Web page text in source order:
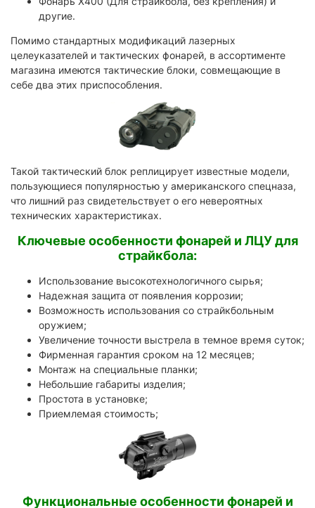
другие.
Помимо стандартных модификаций лазерных
целеуказателей и тактических фонарей, в ассортименте
магазина имеются тактические блоки, совмещающие в
себе два этих приспособления.
Такой тактический блок реплицирует известные модели,
пользующиеся популярностью у американского спецназа,
что лишний раз свидетельствует о его невероятных
технических характеристиках.
Ключевые особенности фонарей и ЛЦУ для
страйкбола:
Использование высокотехнологичного сырья;
Надежная защита от появления коррозии;
Возможность использования со страйкбольным
оружием;
Увеличение точности выстрела в темное время суток;
Фирменная гарантия сроком на 12 месяцев;
Монтаж на специальные планки;
Небольшие габариты изделия;
Простота в установке;
Приемлемая стоимость;
Функциональные особенности фонарей и